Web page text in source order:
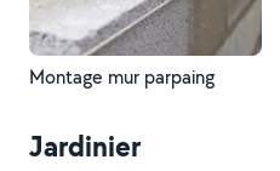
Montage mur parpaing
Jardinier